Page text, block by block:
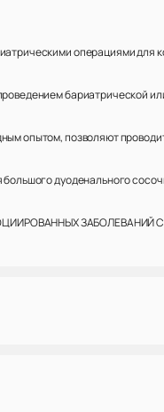
операциями для
бариатрической
опытом, позволяют
дуоденального